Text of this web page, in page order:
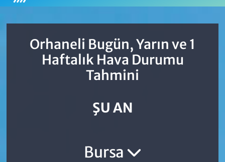
Orhaneli Bugün, Yarın ve 1
Haftalık Hava Durumu
Tahmini
ŞU AN
Bursa
Sinop Trafik Yoğunluk Haritası
Süper Lig Puan Durumu ve Fikstür
Son Dakika Haberleri